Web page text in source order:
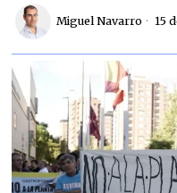
Miguel Navarro 15